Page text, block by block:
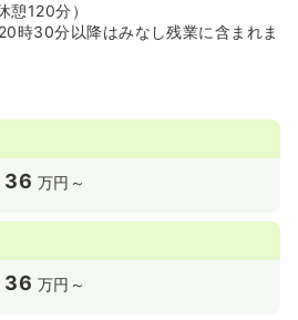
120分）
時30分以降はみなし残業に含まれま
36 万円～
36 万円～